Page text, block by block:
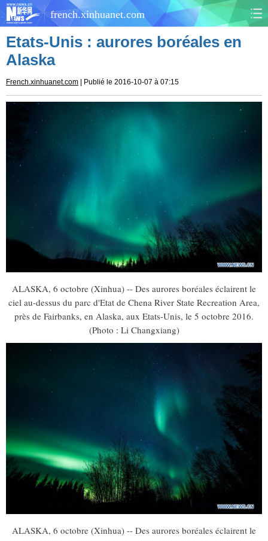
french.xinhuanet.com
CHINE MONDE
CULTURE SOCIÉTÉ
TOURISME DOCUMENTS
DOSSIERS PHOTOS
VIDÉOS
Etats-Unis : aurores boréales en
Alaska
French.xinhuanet.com | Publié le 2016-10-07 à 07:15
ALASKA, 6 octobre (Xinhua) -- Des aurores boréales éclairent le
ciel au-dessus du parc d'Etat de Chena River State Recreation Area,
près de Fairbanks, en Alaska, aux Etats-Unis, le 5 octobre 2016.
(Photo : Li Changxiang)
ALASKA, 6 octobre (Xinhua) -- Des aurores boréales éclairent le